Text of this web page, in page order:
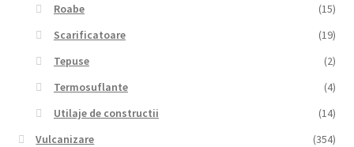
Roabe
(15)
Scarificatoare
(19)
Tepuse
(2)
Termosuflante
(4)
Utilaje de constructii
(14)
Vulcanizare
(354)